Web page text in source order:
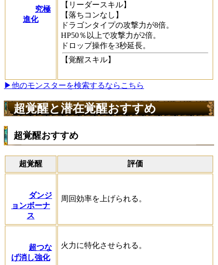
究極
進化
【リーダースキル】
【落ちコンなし】
ドラゴンタイプの攻撃力が8倍。
HP50％以上で攻撃力が2倍。
ドロップ操作を3秒延長。
【覚醒スキル】
▶他のモンスターを検索するならこちら
超覚醒と潜在覚醒おすすめ
超覚醒おすすめ
超覚醒 評価
ダンジ
ョンボーナ
ス
周回効率を上げられる。
超つな
げ消し強化
火力に特化させられる。